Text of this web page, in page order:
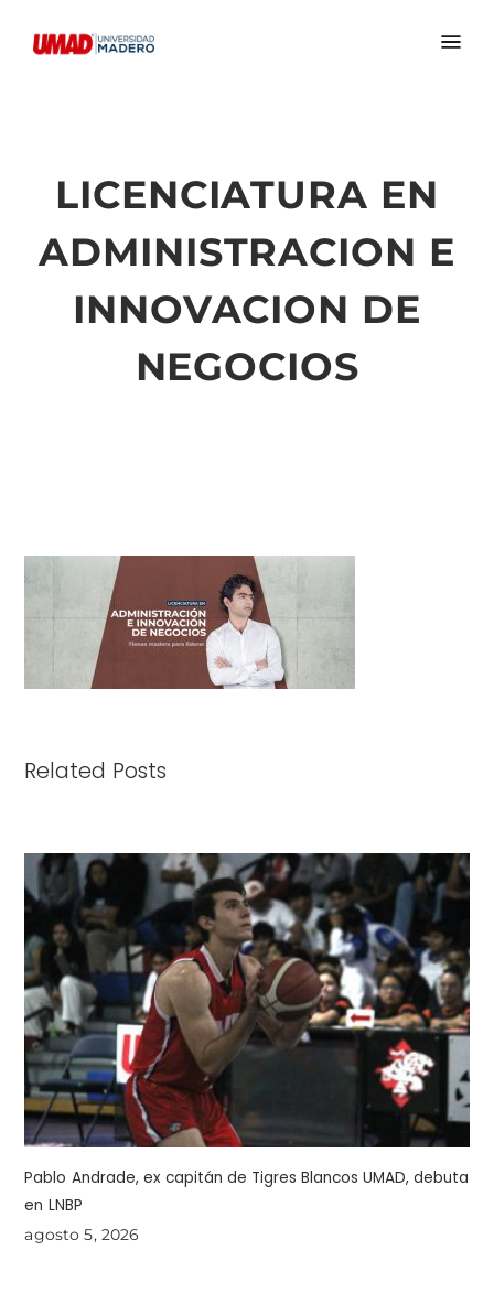
LICENCIATURA EN
ADMINISTRACION E
INNOVACION DE
NEGOCIOS
Related Posts
Pablo Andrade, ex capitán de Tigres Blancos UMAD, debuta
en LNBP
agosto 5, 2026